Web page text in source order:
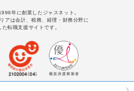
年に創業したジャスネット。
アは会計、税務、経理・財務分野に
た転職支援サイトです。